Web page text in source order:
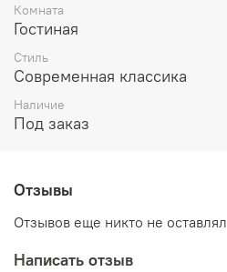
Комната
Гостиная
Стиль
Современная классика
Наличие
Под заказ
Отзывы
Отзывов еще никто не оставлял
Написать отзыв